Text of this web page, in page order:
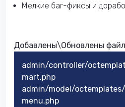
Мелкие баг-фиксы и
Добавлены\Обновлены
admin/controller/
mart.php
admin/model/
menu.php